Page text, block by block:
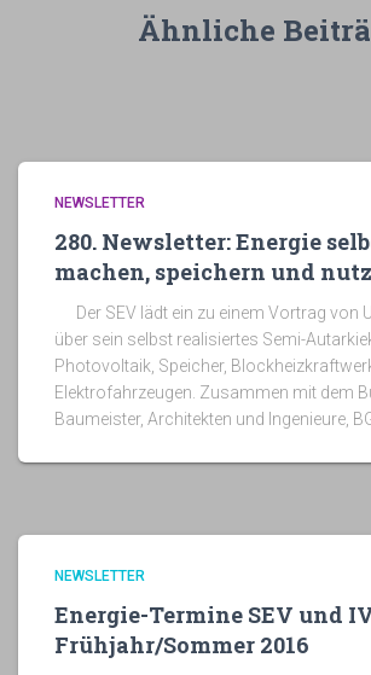
Ähnliche
NEWSLETTER
280. Newsletter: Energie
machen, speichern und
Der SEV lädt ein zu einem Vortrag von
über sein selbst realisiertes Semi-
Photovoltaik, Speicher,
Elektrofahrzeugen. Zusammen mit dem
Baumeister, Architekten und Ingenieure,
NEWSLETTER
Energie-Termine SEV und
Frühjahr/Sommer 2016